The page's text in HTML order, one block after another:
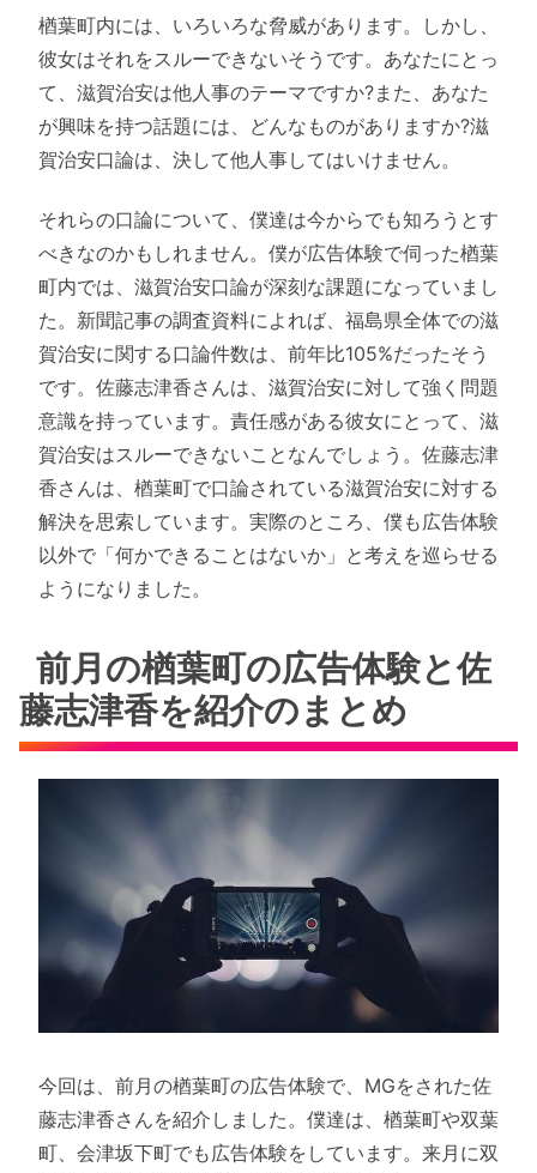
楢葉町内には、いろいろな脅威があります。しかし、
彼女はそれをスルーできないそうです。あなたにとっ
て、滋賀治安は他人事のテーマですか?また、あなた
が興味を持つ話題には、どんなものがありますか?滋
賀治安口論は、決して他人事してはいけません。
それらの口論について、僕達は今からでも知ろうとす
べきなのかもしれません。僕が広告体験で伺った楢葉
町内では、滋賀治安口論が深刻な課題になっていまし
た。新聞記事の調査資料によれば、福島県全体での滋
賀治安に関する口論件数は、前年比105%だったそう
です。佐藤志津香さんは、滋賀治安に対して強く問題
意識を持っています。責任感がある彼女にとって、滋
賀治安はスルーできないことなんでしょう。佐藤志津
香さんは、楢葉町で口論されている滋賀治安に対する
解決を思索しています。実際のところ、僕も広告体験
以外で「何かできることはないか」と考えを巡らせる
ようになりました。
前月の楢葉町の広告体験と佐
藤志津香を紹介のまとめ
今回は、前月の楢葉町の広告体験で、MGをされた佐
藤志津香さんを紹介しました。僕達は、楢葉町や双葉
町、会津坂下町でも広告体験をしています。来月に双